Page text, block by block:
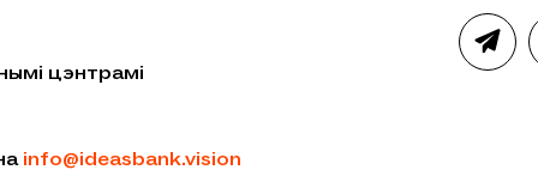
цэнтрамі
info@ideasbank.vision